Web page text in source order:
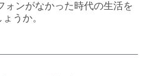
ォンがなかった時代の生活を
うか。